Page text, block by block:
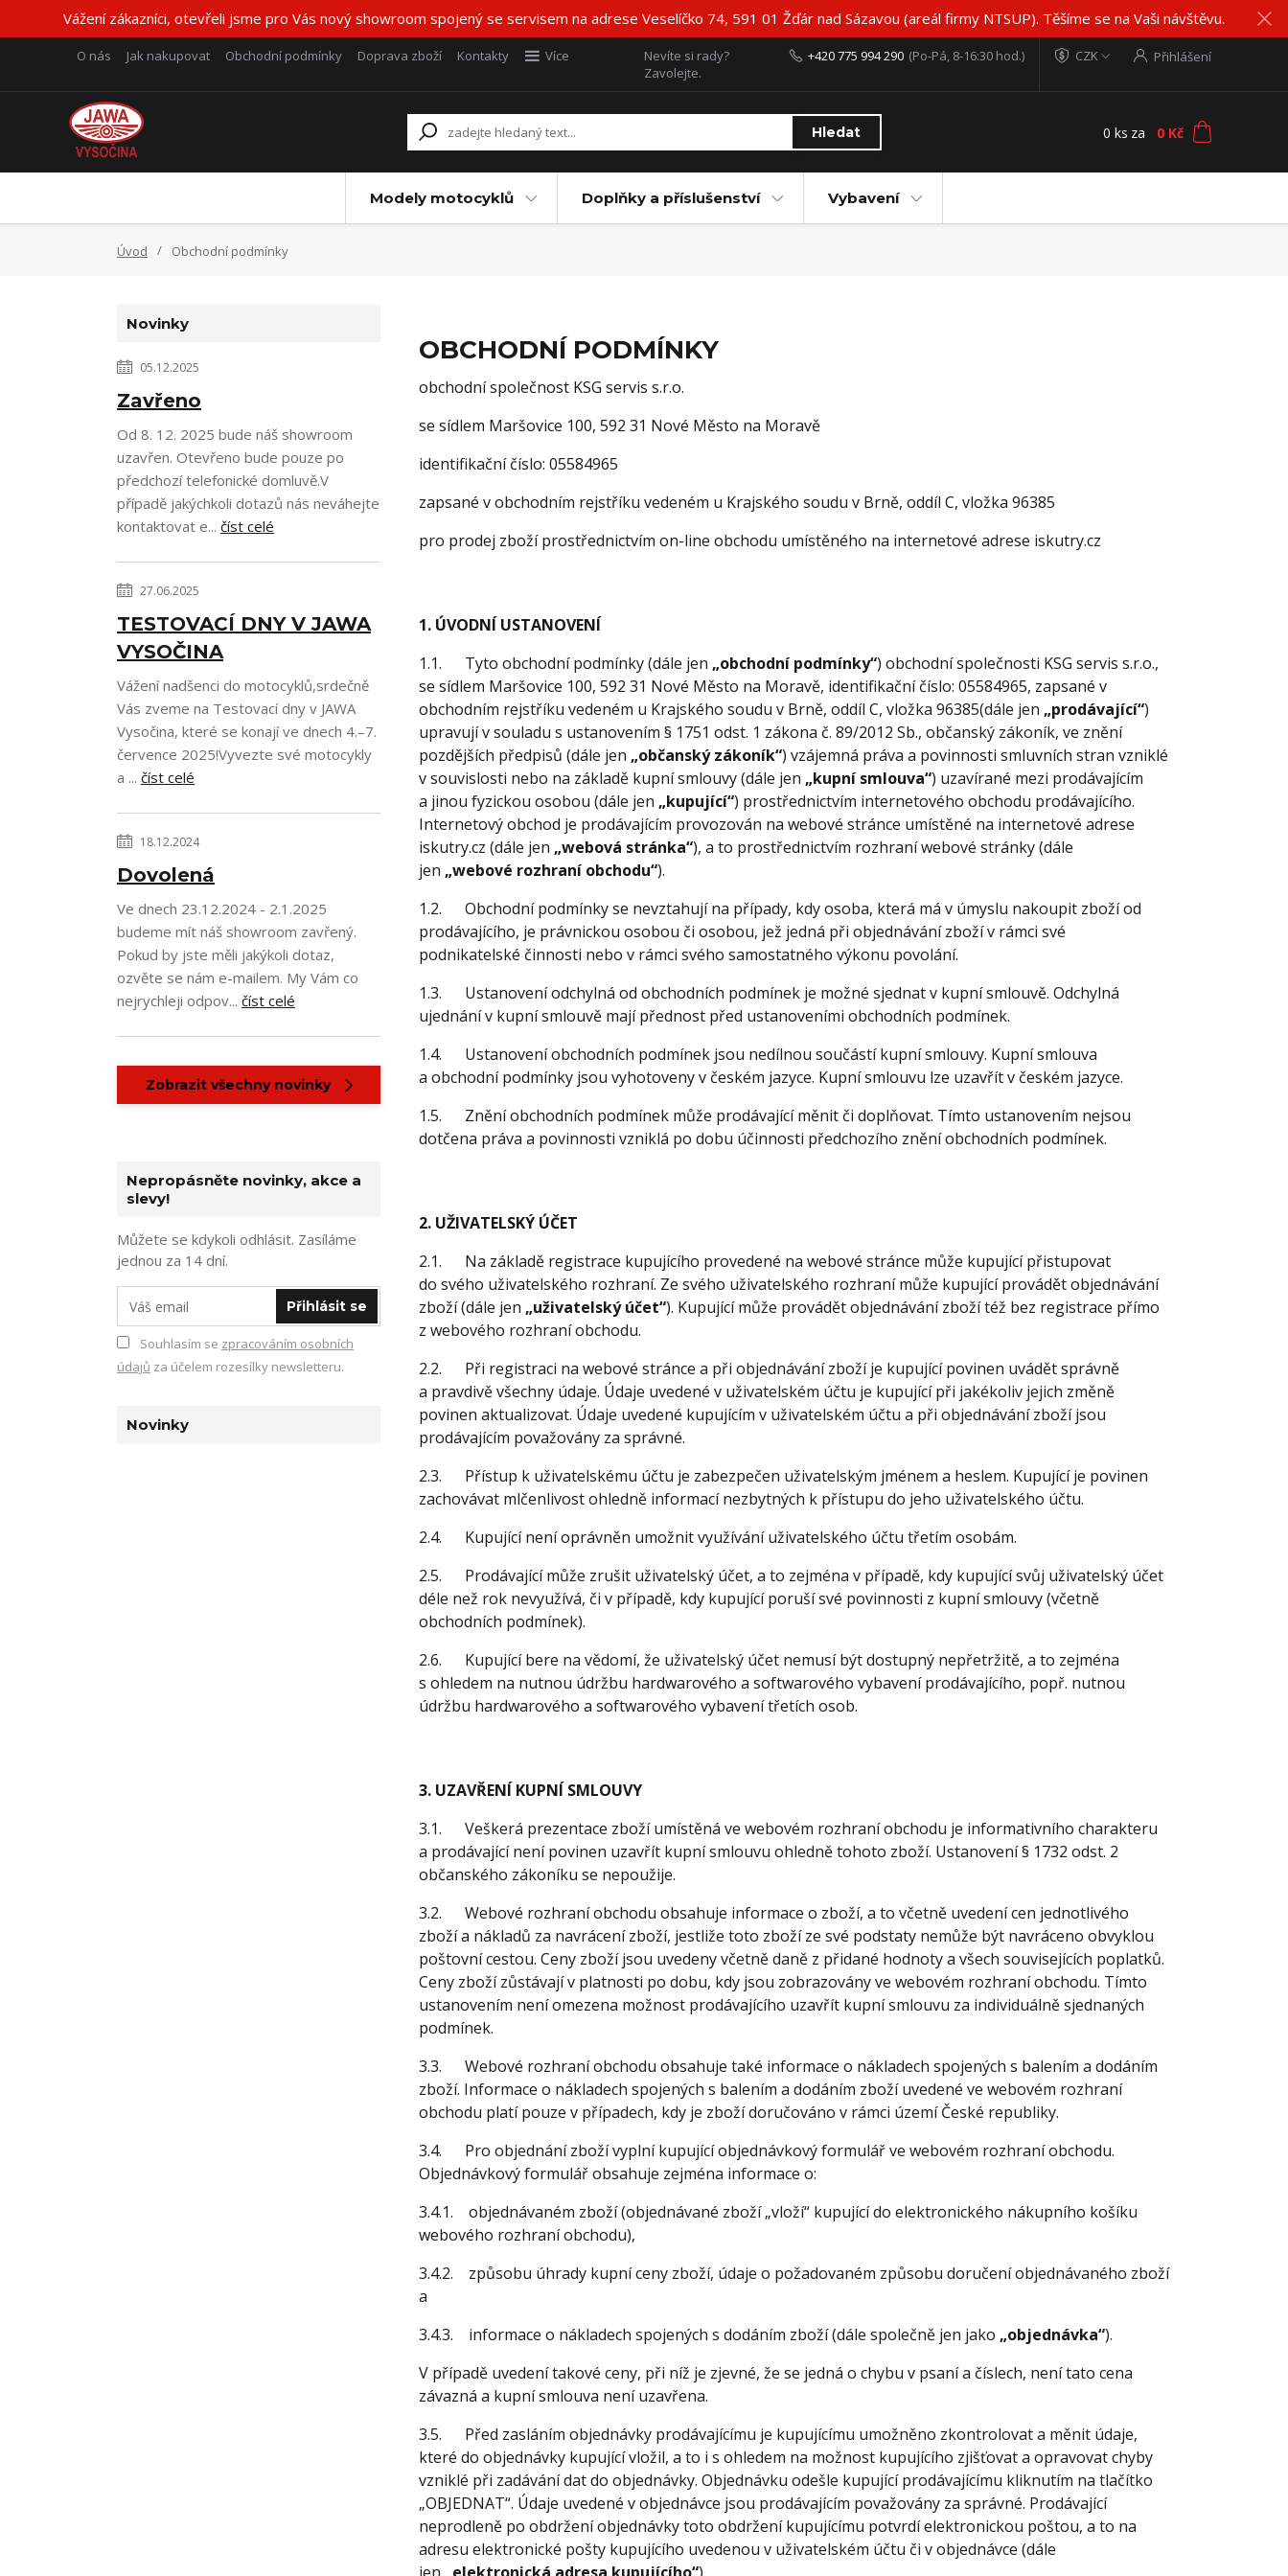
Vážení zákazníci, otevřeli jsme pro Vás nový showroom spojený se servisem na adrese Veselíčko 74, 591 01 Žďár nad Sázavou (areál firmy NTSUP). Těšíme se na Vaši návštěvu.
O nás Jak nakupovat Obchodní podmínky Doprava zboží Kontakty Více CZK Přihlášení
Hledat
Nevíte si rady?
Zavolejte.
+420 775 994 290 (Po-Pá, 8-16:30 hod.)
0 ks za 0 Kč
Modely motocyklů Doplňky a příslušenství Vybavení
Úvod Obchodní podmínky
Novinky
05.12.2025
Zavřeno
Od 8. 12. 2025 bude náš showroom
uzavřen. Otevřeno bude pouze po
předchozí telefonické domluvě.V
případě jakýchkoli dotazů nás neváhejte
kontaktovat e... číst celé
27.06.2025
TESTOVACÍ DNY V JAWA
VYSOČINA
Vážení nadšenci do motocyklů,srdečně
Vás zveme na Testovací dny v JAWA
Vysočina, které se konají ve dnech 4.–7.
července 2025!Vyvezte své motocykly
a ... číst celé
18.12.2024
Dovolená
Ve dnech 23.12.2024 - 2.1.2025
budeme mít náš showroom zavřený.
Pokud by jste měli jakýkoli dotaz,
ozvěte se nám e-mailem. My Vám co
nejrychleji odpov... číst celé
Zobrazit všechny novinky
Nepropásněte novinky, akce a
slevy!
Můžete se kdykoli odhlásit. Zasíláme
jednou za 14 dní.
Přihlásit se
Souhlasím se zpracováním osobních
údajů za účelem rozesílky newsletteru.
Novinky
OBCHODNÍ PODMÍNKY
obchodní společnost KSG servis s.r.o.
se sídlem Maršovice 100, 592 31 Nové Město na Moravě
identifikační číslo: 05584965
zapsané v obchodním rejstříku vedeném u Krajského soudu v Brně, oddíl C, vložka 96385
pro prodej zboží prostřednictvím on-line obchodu umístěného na internetové adrese iskutry.cz
1. ÚVODNÍ USTANOVENÍ
1.1. Tyto obchodní podmínky (dále jen „obchodní podmínky“) obchodní společnosti KSG servis s.r.o.,
se sídlem Maršovice 100, 592 31 Nové Město na Moravě, identifikační číslo: 05584965, zapsané v
obchodním rejstříku vedeném u Krajského soudu v Brně, oddíl C, vložka 96385(dále jen „prodávající“)
upravují v souladu s ustanovením § 1751 odst. 1 zákona č. 89/2012 Sb., občanský zákoník, ve znění
pozdějších předpisů (dále jen „občanský zákoník“) vzájemná práva a povinnosti smluvních stran vzniklé
v souvislosti nebo na základě kupní smlouvy (dále jen „kupní smlouva“) uzavírané mezi prodávajícím
a jinou fyzickou osobou (dále jen „kupující“) prostřednictvím internetového obchodu prodávajícího.
Internetový obchod je prodávajícím provozován na webové stránce umístěné na internetové adrese
iskutry.cz (dále jen „webová stránka“), a to prostřednictvím rozhraní webové stránky (dále
jen „webové rozhraní obchodu“).
1.2. Obchodní podmínky se nevztahují na případy, kdy osoba, která má v úmyslu nakoupit zboží od
prodávajícího, je právnickou osobou či osobou, jež jedná při objednávání zboží v rámci své
podnikatelské činnosti nebo v rámci svého samostatného výkonu povolání.
1.3. Ustanovení odchylná od obchodních podmínek je možné sjednat v kupní smlouvě. Odchylná
ujednání v kupní smlouvě mají přednost před ustanoveními obchodních podmínek.
1.4. Ustanovení obchodních podmínek jsou nedílnou součástí kupní smlouvy. Kupní smlouva
a obchodní podmínky jsou vyhotoveny v českém jazyce. Kupní smlouvu lze uzavřít v českém jazyce.
1.5. Znění obchodních podmínek může prodávající měnit či doplňovat. Tímto ustanovením nejsou
dotčena práva a povinnosti vzniklá po dobu účinnosti předchozího znění obchodních podmínek.
2. UŽIVATELSKÝ ÚČET
2.1. Na základě registrace kupujícího provedené na webové stránce může kupující přistupovat
do svého uživatelského rozhraní. Ze svého uživatelského rozhraní může kupující provádět objednávání
zboží (dále jen „uživatelský účet“). Kupující může provádět objednávání zboží též bez registrace přímo
z webového rozhraní obchodu.
2.2. Při registraci na webové stránce a při objednávání zboží je kupující povinen uvádět správně
a pravdivě všechny údaje. Údaje uvedené v uživatelském účtu je kupující při jakékoliv jejich změně
povinen aktualizovat. Údaje uvedené kupujícím v uživatelském účtu a při objednávání zboží jsou
prodávajícím považovány za správné.
2.3. Přístup k uživatelskému účtu je zabezpečen uživatelským jménem a heslem. Kupující je povinen
zachovávat mlčenlivost ohledně informací nezbytných k přístupu do jeho uživatelského účtu.
2.4. Kupující není oprávněn umožnit využívání uživatelského účtu třetím osobám.
2.5. Prodávající může zrušit uživatelský účet, a to zejména v případě, kdy kupující svůj uživatelský účet
déle než rok nevyužívá, či v případě, kdy kupující poruší své povinnosti z kupní smlouvy (včetně
obchodních podmínek).
2.6. Kupující bere na vědomí, že uživatelský účet nemusí být dostupný nepřetržitě, a to zejména
s ohledem na nutnou údržbu hardwarového a softwarového vybavení prodávajícího, popř. nutnou
údržbu hardwarového a softwarového vybavení třetích osob.
3. UZAVŘENÍ KUPNÍ SMLOUVY
3.1. Veškerá prezentace zboží umístěná ve webovém rozhraní obchodu je informativního charakteru
a prodávající není povinen uzavřít kupní smlouvu ohledně tohoto zboží. Ustanovení § 1732 odst. 2
občanského zákoníku se nepoužije.
3.2. Webové rozhraní obchodu obsahuje informace o zboží, a to včetně uvedení cen jednotlivého
zboží a nákladů za navrácení zboží, jestliže toto zboží ze své podstaty nemůže být navráceno obvyklou
poštovní cestou. Ceny zboží jsou uvedeny včetně daně z přidané hodnoty a všech souvisejících poplatků.
Ceny zboží zůstávají v platnosti po dobu, kdy jsou zobrazovány ve webovém rozhraní obchodu. Tímto
ustanovením není omezena možnost prodávajícího uzavřít kupní smlouvu za individuálně sjednaných
podmínek.
3.3. Webové rozhraní obchodu obsahuje také informace o nákladech spojených s balením a dodáním
zboží. Informace o nákladech spojených s balením a dodáním zboží uvedené ve webovém rozhraní
obchodu platí pouze v případech, kdy je zboží doručováno v rámci území České republiky.
3.4. Pro objednání zboží vyplní kupující objednávkový formulář ve webovém rozhraní obchodu.
Objednávkový formulář obsahuje zejména informace o:
3.4.1. objednávaném zboží (objednávané zboží „vloží“ kupující do elektronického nákupního košíku
webového rozhraní obchodu),
3.4.2. způsobu úhrady kupní ceny zboží, údaje o požadovaném způsobu doručení objednávaného zboží
a
3.4.3. informace o nákladech spojených s dodáním zboží (dále společně jen jako „objednávka“).
V případě uvedení takové ceny, při níž je zjevné, že se jedná o chybu v psaní a číslech, není tato cena
závazná a kupní smlouva není uzavřena.
3.5. Před zasláním objednávky prodávajícímu je kupujícímu umožněno zkontrolovat a měnit údaje,
které do objednávky kupující vložil, a to i s ohledem na možnost kupujícího zjišťovat a opravovat chyby
vzniklé při zadávání dat do objednávky. Objednávku odešle kupující prodávajícímu kliknutím na tlačítko
„OBJEDNAT“. Údaje uvedené v objednávce jsou prodávajícím považovány za správné. Prodávající
neprodleně po obdržení objednávky toto obdržení kupujícímu potvrdí elektronickou poštou, a to na
adresu elektronické pošty kupujícího uvedenou v uživatelském účtu či v objednávce (dále